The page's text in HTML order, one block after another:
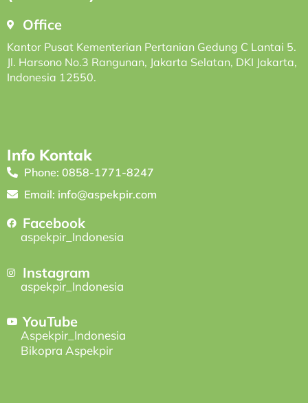
Office
Kantor Pusat Kementerian Pertanian Gedung C Lantai 5.
Jl. Harsono No.3 Rangunan, Jakarta Selatan, DKI Jakarta,
Indonesia 12550.
Info Kontak
Phone: 0858-1771-8247
Email: info@aspekpir.com
Facebook
aspekpir_Indonesia
Instagram
aspekpir_Indonesia
YouTube
Aspekpir_Indonesia
Bikopra Aspekpir